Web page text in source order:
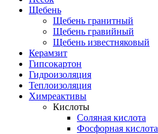
Щебень
Щебень гранитный
Щебень гравийный
Щебень известняковый
Керамзит
Гипсокартон
Гидроизоляция
Теплоизоляция
Химреактивы
Кислоты
Соляная кислота
Фосфорная кислота